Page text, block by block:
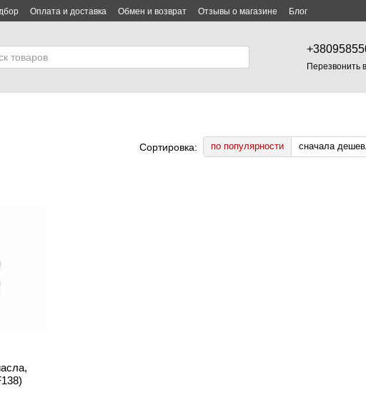
Оплата и доставка Обмен и возврат Отзывы о магазине
Блог
Перезвонить
Сортировка: по популярности сначала